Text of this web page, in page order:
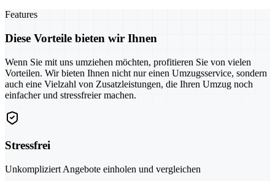
Features
Diese Vorteile bieten wir Ihnen
Wenn Sie mit uns umziehen möchten, profitieren Sie von vielen
Vorteilen. Wir bieten Ihnen nicht nur einen Umzugsservice, sondern
auch eine Vielzahl von Zusatzleistungen, die Ihren Umzug noch
einfacher und stressfreier machen.
Stressfrei
Unkompliziert Angebote einholen und vergleichen